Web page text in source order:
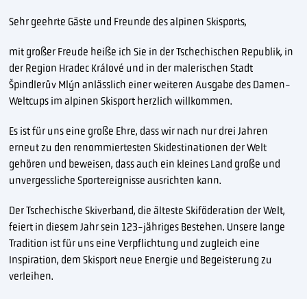
Sehr geehrte Gäste und Freunde des alpinen Skisports,
mit großer Freude heiße ich Sie in der Tschechischen Republik, in
der Region Hradec Králové und in der malerischen Stadt
Špindlerův Mlýn anlässlich einer weiteren Ausgabe des Damen-
Weltcups im alpinen Skisport herzlich willkommen.
Es ist für uns eine große Ehre, dass wir nach nur drei Jahren
erneut zu den renommiertesten Skidestinationen der Welt
gehören und beweisen, dass auch ein kleines Land große und
unvergessliche Sportereignisse ausrichten kann.
Der Tschechische Skiverband, die älteste Skiföderation der Welt,
feiert in diesem Jahr sein 123-jähriges Bestehen. Unsere lange
Tradition ist für uns eine Verpflichtung und zugleich eine
Inspiration, dem Skisport neue Energie und Begeisterung zu
verleihen.